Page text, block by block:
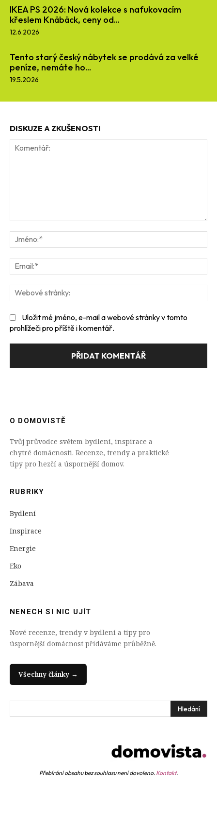
IKEA PS 2026: Nová kolekce s nafukovacím
křeslem Knäbäck, ceny od...
12.6.2026
Tento starý český nábytek se prodává za velké
peníze, nemáte ho...
19.5.2026
DISKUZE A ZKUŠENOSTI
Uložit mé jméno, e-mail a webové stránky v tomto
prohlížeči pro příště i komentář.
O DOMOVISTĚ
Tvůj průvodce světem bydlení, inspirace a
chytré domácnosti. Recenze, trendy a praktické
tipy pro hezčí a úspornější domov.
RUBRIKY
Bydlení
Inspirace
Energie
Eko
Zábava
NENECH SI NIC UJÍT
Nové recenze, trendy v bydlení a tipy pro
úspornější domácnost přidáváme průběžně.
Všechny články →
Hledání
Přebírání obsahu bez souhlasu není dovoleno. Kontakt.